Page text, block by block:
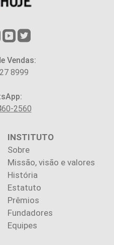
Vendas:
8999
2560
INSTITUTO
Sobre
Missão, visão e valores
História
Estatuto
Prêmios
Fundadores
Equipes